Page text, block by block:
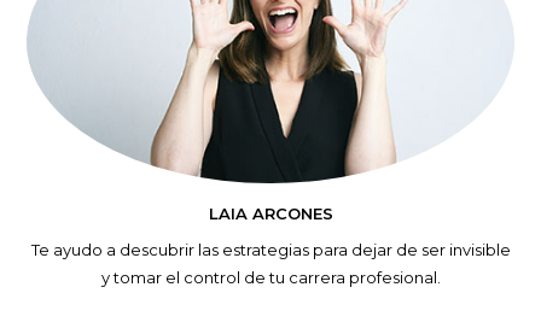
LAIA ARCONES
Te ayudo a descubrir las estrategias para dejar de ser invisible
y tomar el control de tu carrera profesional.